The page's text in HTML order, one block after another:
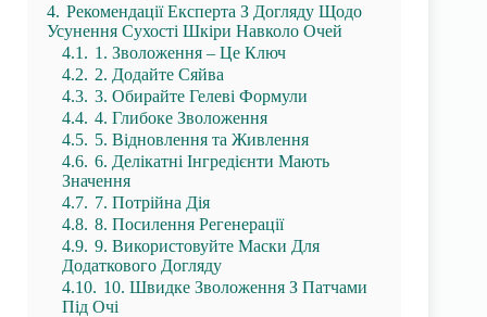
4. Рекомендації Експерта З Догляду Щодо
Усунення Сухості Шкіри Навколо Очей
4.1. 1. Зволоження – Це Ключ
4.2. 2. Додайте Сяйва
4.3. 3. Обирайте Гелеві Формули
4.4. 4. Глибоке Зволоження
4.5. 5. Відновлення та Живлення
4.6. 6. Делікатні Інгредієнти Мають
Значення
4.7. 7. Потрійна Дія
4.8. 8. Посилення Регенерації
4.9. 9. Використовуйте Маски Для
Додаткового Догляду
4.10. 10. Швидке Зволоження З Патчами
Під Очі